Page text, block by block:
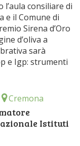
l’aula consiliare di
e il Comune di
Sirena d’Oro
d’oliva a
sarà
e Igp: strumenti
Cremona
Istituti